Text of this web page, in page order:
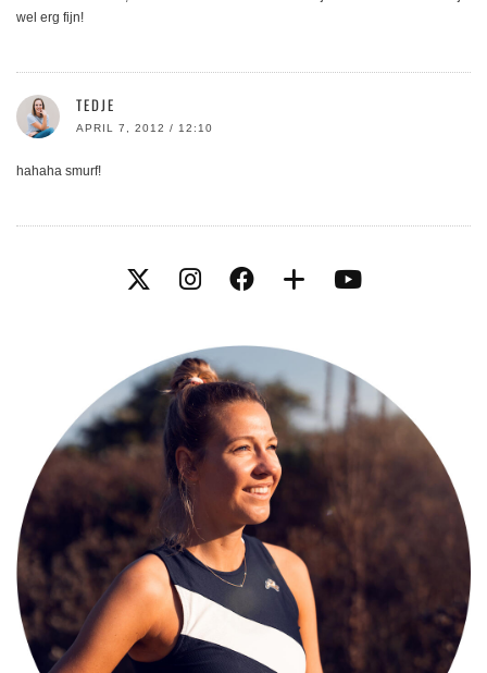
wel erg fijn!
TEDJE
APRIL 7, 2012 / 12:10
hahaha smurf!